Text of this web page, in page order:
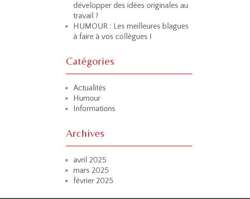
développer des idées originales au
travail ?
HUMOUR : Les meilleures blagues
à faire à vos collègues !
Catégories
Actualités
Humour
Informations
Archives
avril 2025
mars 2025
février 2025